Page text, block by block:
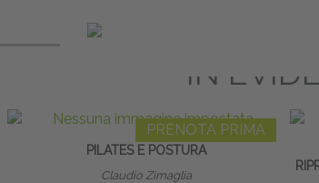
IN
PRENOTA PRIMA
PILATES E POSTURA
Claudio Zimaglia